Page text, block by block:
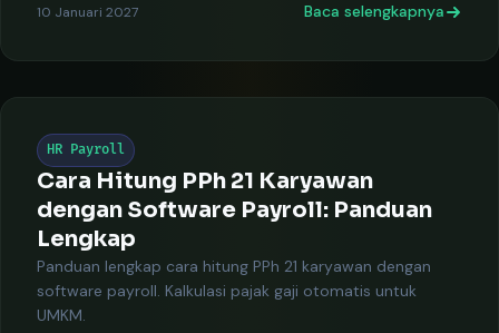
10 Januari 2027 Baca selengkapnya
HR Payroll
Cara Hitung PPh 21 Karyawan
dengan Software Payroll: Panduan
Lengkap
Panduan lengkap cara hitung PPh 21 karyawan dengan
software payroll. Kalkulasi pajak gaji otomatis untuk
UMKM.